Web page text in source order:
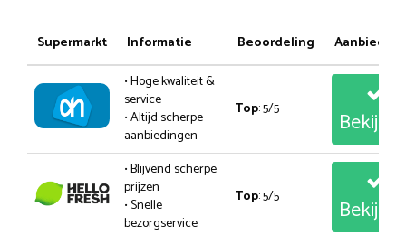
Supermarkt Informatie Beoordeling
• Hoge kwaliteit &
service
• Altijd scherpe
aanbiedingen
Top: 5/5
• Blijvend scherpe
prijzen
• Snelle
bezorgservice
Top: 5/5